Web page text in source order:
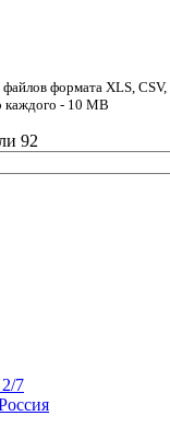
формата XLS, CSV,
- 10 MB
92
7